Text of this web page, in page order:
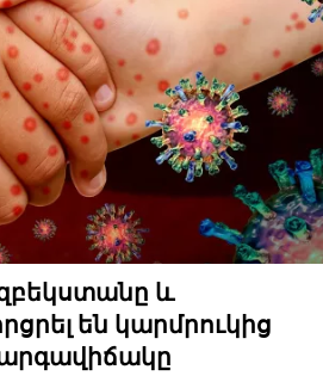
և
են կարմրուկից